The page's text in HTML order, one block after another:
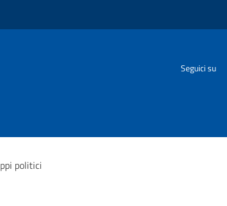
Seguici su
politici